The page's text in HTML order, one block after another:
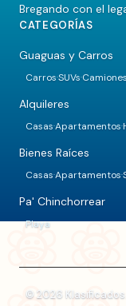
Bregando con el
CATEGORÍAS
Guaguas y Carros
Carros·SUVs·Camiones
Alquileres
Casas·Apartamentos·
Bienes Raíces
Casas·Apartamentos·
Pa' Chinchorrear
Playa
© 2026